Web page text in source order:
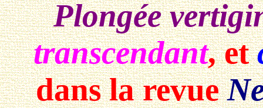
Plongée
transcendant, et
dans la revue